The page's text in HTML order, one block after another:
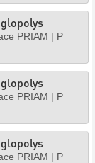
PRIAM | P
PRIAM | P
PRIAM | P